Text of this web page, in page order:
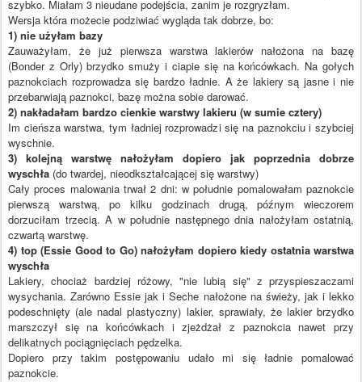
szybko. Miałam 3 nieudane podejścia, zanim je rozgryzłam.
Wersja która możecie podziwiać wygląda tak dobrze, bo:
1) nie użyłam bazy
Zauważyłam, że już pierwsza warstwa lakierów nałożona na bazę
(Bonder z Orly) brzydko smuży i ciapie się na końcówkach. Na gołych
paznokciach rozprowadza się bardzo ładnie. A że lakiery są jasne i nie
przebarwiają paznokci, bazę można sobie darować.
2) nakładałam bardzo cienkie warstwy lakieru (w sumie cztery)
Im cieńsza warstwa, tym ładniej rozprowadzi się na paznokciu i szybciej
wyschnie.
3) kolejną warstwę nałożyłam dopiero jak poprzednia dobrze
wyschła (do twardej, nieodkształcającej się warstwy)
Cały proces malowania trwał 2 dni: w południe pomalowałam paznokcie
pierwszą warstwą, po kilku godzinach drugą, późnym wieczorem
dorzuciłam trzecią. A w południe następnego dnia nałożyłam ostatnią,
czwartą warstwę.
4) top (Essie Good to Go) nałożyłam dopiero kiedy ostatnia warstwa
wyschła
Lakiery, chociaż bardziej różowy, "nie lubią się" z przyspieszaczami
wysychania. Zarówno Essie jak i Seche nałożone na świeży, jak i lekko
podeschnięty (ale nadal plastyczny) lakier, sprawiały, że lakier brzydko
marszczył się na końcówkach i zjeżdżał z paznokcia nawet przy
delikatnych pociągnięciach pędzelka.
Dopiero przy takim postępowaniu udało mi się ładnie pomalować
paznokcie.